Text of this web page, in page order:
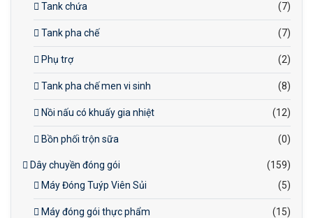
Tank chứa
(7)
Tank pha chế (7)
Phụ trợ (2)
Tank pha chế men vi sinh (8)
Nồi nấu có khuấy gia nhiệt (12)
Bồn phối trộn sữa (0)
Dây chuyền đóng gói
(159)
Máy Đóng Tuýp Viên Sủi
(5)
Máy đóng gói thực phẩm (15)